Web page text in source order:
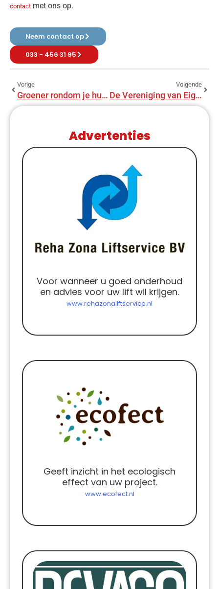
contact met ons op.
Neem contact op
033 - 456 31 95
Vorige
Groener rondom je huis, waarom?
Volgende
De Vereniging van Eigenaren, waar moet je rekening mee houden?
Advertenties
Voor wanneer u goed onderhoud
en advies voor uw lift wil krijgen.
www.rehazonaliftservice.nl
Geeft inzicht in het ecologisch
effect van uw project.
www.ecofect.nl